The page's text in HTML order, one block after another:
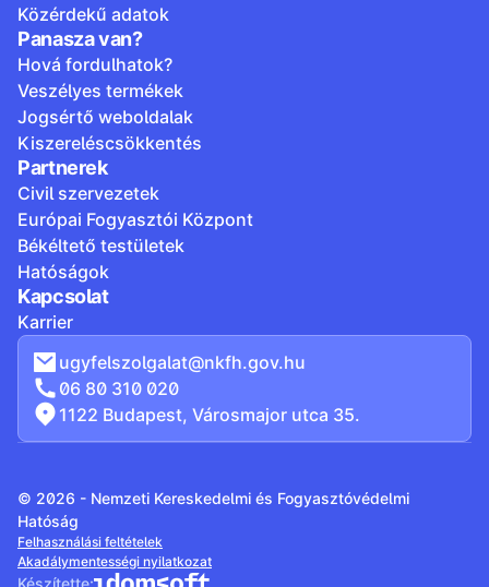
Közérdekű adatok
Panasza van?
Hová fordulhatok?
Veszélyes termékek
Jogsértő weboldalak
Kiszereléscsökkentés
Partnerek
Civil szervezetek
Európai Fogyasztói Központ
Békéltető testületek
Hatóságok
Kapcsolat
Karrier
ugyfelszolgalat@nkfh.gov.hu
06 80 310 020
1122 Budapest, Városmajor utca 35.
© 2026 - Nemzeti Kereskedelmi és Fogyasztóvédelmi
Hatóság
Felhasználási feltételek
Akadálymentességi nyilatkozat
Készítette: